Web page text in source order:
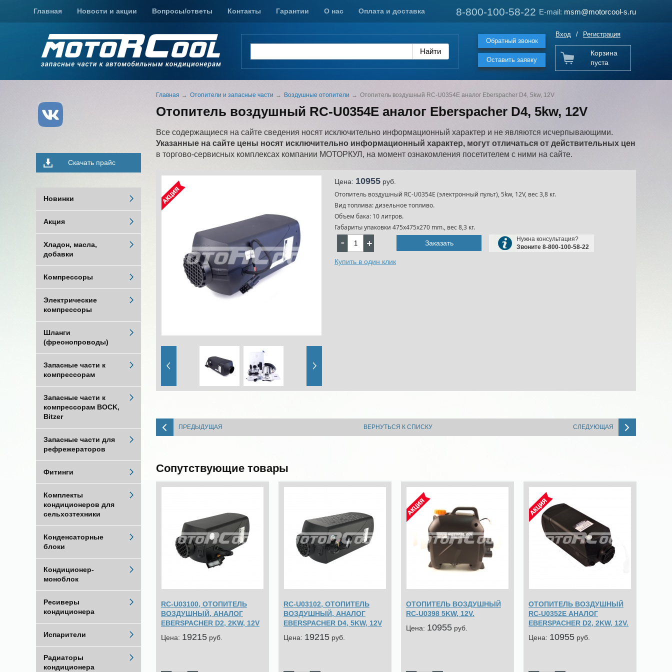
8-800-100-58-22 E-mail: msm@motorcool-s.ru
Обратный звонок
Оставить заявку
8-800-100-58-22 E-mail: msm@motorcool-s.ru
Главная Новости и акции Вопросы/ответы Контакты Гарантии О нас Оплата и доставка
Вход / Регистрация
Корзина
пуста
Главная Отопители и запасные части Воздушные отопители Отопитель воздушный RC-U0354E аналог Eberspacher D4, 5kw, 12V
Отопитель воздушный RC-U0354E аналог Eberspacher D4, 5kw, 12V
Все содержащиеся на сайте сведения носят исключительно информационный характер и не являются исчерпывающими.
Указанные на сайте цены носят исключительно информационный характер, могут отличаться от действительных цен
в торгово-сервисных комплексах компании МОТОРКУЛ, на момент ознакомления посетителем с ними на сайте.
Цена: 10955 pуб.
Отопитель воздушный RC-U0354E (электронный пульт), 5kw, 12V, вес 3,8 кг.
Вид топлива: дизельное топливо.
Объем бака: 10 литров.
Габариты упаковки 475х475х270 mm., вес 8,3 кг.
Заказать
Нужна консультация?
Звоните 8-800-100-58-22
Купить в один клик
ПРЕДЫДУЩАЯ ВЕРНУТЬСЯ К СПИСКУ СЛЕДУЮЩАЯ
Сопутствующие товары
RC-U03100, ОТОПИТЕЛЬ
ВОЗДУШНЫЙ, АНАЛОГ
EBERSPACHER D2, 2KW, 12V
Цена: 19215 pуб.
RC-U03102, ОТОПИТЕЛЬ
ВОЗДУШНЫЙ, АНАЛОГ
EBERSPACHER D4, 5KW, 12V
Цена: 19215 pуб.
ОТОПИТЕЛЬ ВОЗДУШНЫЙ
RC-U0398 5KW, 12V.
Цена: 10955 pуб.
ОТОПИТЕЛЬ ВОЗДУШНЫЙ
RC-U0352E АНАЛОГ
EBERSPACHER D2, 2KW, 12V.
Цена: 10955 pуб.
Скачать прайс
Новинки
Акция
Хладон, масла,
добавки
Компрессоры
Электрические
компрессоры
Шланги
(фреонопроводы)
Запасные части к
компрессорам
Запасные части к
компрессорам BOCK,
Bitzer
Запасные части для
рефрежераторов
Фитинги
Комплекты
кондиционеров для
сельхозтехники
Конденсаторные
блоки
Кондиционер-
моноблок
Ресиверы
кондиционера
Испарители
Радиаторы
кондиционера